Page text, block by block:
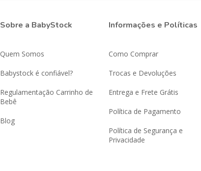
Sobre a BabyStock
Quem Somos
Babystock é confiável?
Regulamentação Carrinho de
Bebê
Blog
Informações e Políticas
Como Comprar
Trocas e Devoluções
Entrega e Frete Grátis
Política de Pagamento
Política de Segurança e
Privacidade